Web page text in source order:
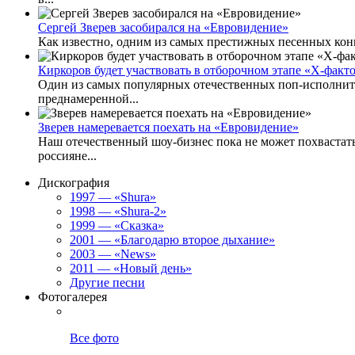
Сергей Зверев засобирался на «Евровидение»
Как известно, одним из самых престижных песенных
Киркоров будет участвовать в отборочном этапе «Х-
Один из самых популярных отечественных поп-
преднамеренной...
Зверев намеревается поехать на «Евровидение»
Наш отечественный шоу-бизнес пока не может
россияне...
Дискография
1997 — «Shura»
1998 — «Shura-2»
1999 — «Сказка»
2001 — «Благодарю второе дыхание»
2003 — «News»
2011 — «Новый день»
Другие песни
Фотогалерея
Все фото